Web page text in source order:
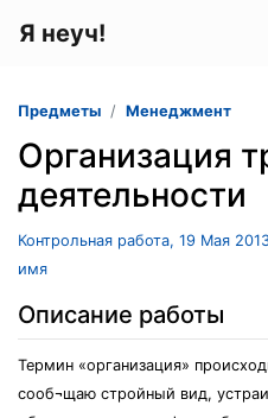
Я неуч!
Предметы Менеджмент
Организация
деятельности
Контрольная работа, 19 Мая
имя
Описание работы
Термин «организация»
сооб¬щаю стройный вид,